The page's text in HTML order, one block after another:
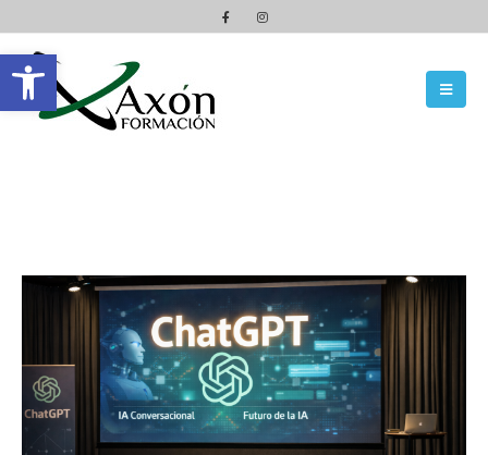
Abrir barra de herramientas